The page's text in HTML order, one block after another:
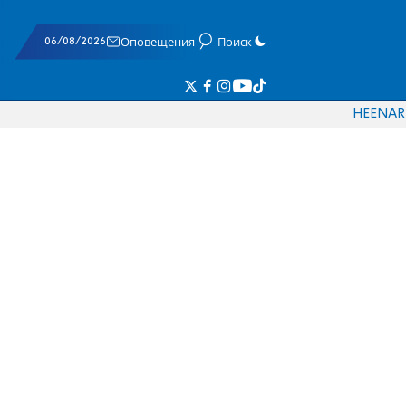
06/08/2026 Оповещения Поиск
HEENAR